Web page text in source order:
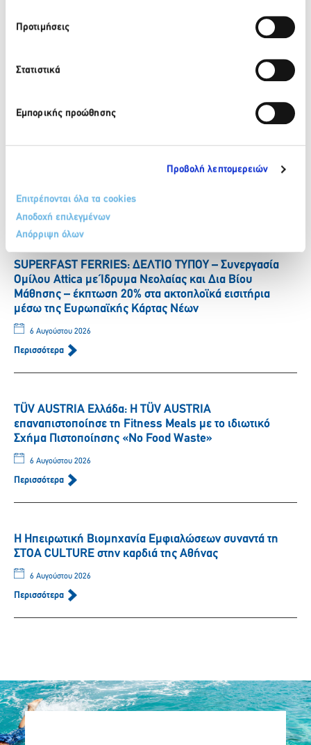
Προτιμήσεις
Στατιστικά
Εμπορικής προώθησης
Προβολή λεπτομερειών
Επιτρέπονται όλα τα cookies
Αποδοχή επιλεγμένων
Απόρριψη όλων
ΒΙΚΟΣ: Το φυσικό μεταλλικό νερό ΒΙΚΟΣ στο πλευρό της
αθλήτριας Γεωργίας Δαμασιώτη
Περισσότερα
των αθλητών που στηρίζει το φυσικό μεταλλικό νερό
Περισσότερα
SUPERFAST FERRIES: ΔΕΛΤΙΟ ΤΥΠΟΥ – Συνεργασία
Ομίλου Attica με Ίδρυμα Νεολαίας και Δια Βίου
Μάθησης – έκπτωση 20% στα ακτοπλοϊκά εισιτήρια
μέσω της Ευρωπαϊκής Κάρτας Νέων
6 Αυγούστου 2026
Περισσότερα
TÜV AUSTRIA Ελλάδα: Η TÜV AUSTRIA
επαναπιστοποίησε τη Fitness Meals με το ιδιωτικό
Σχήμα Πιστοποίησης «No Food Waste»
6 Αυγούστου 2026
Περισσότερα
Η Ηπειρωτική Βιομηχανία Εμφιαλώσεων συναντά τη
ΣΤΟΑ CULTURE στην καρδιά της Αθήνας
6 Αυγούστου 2026
Περισσότερα